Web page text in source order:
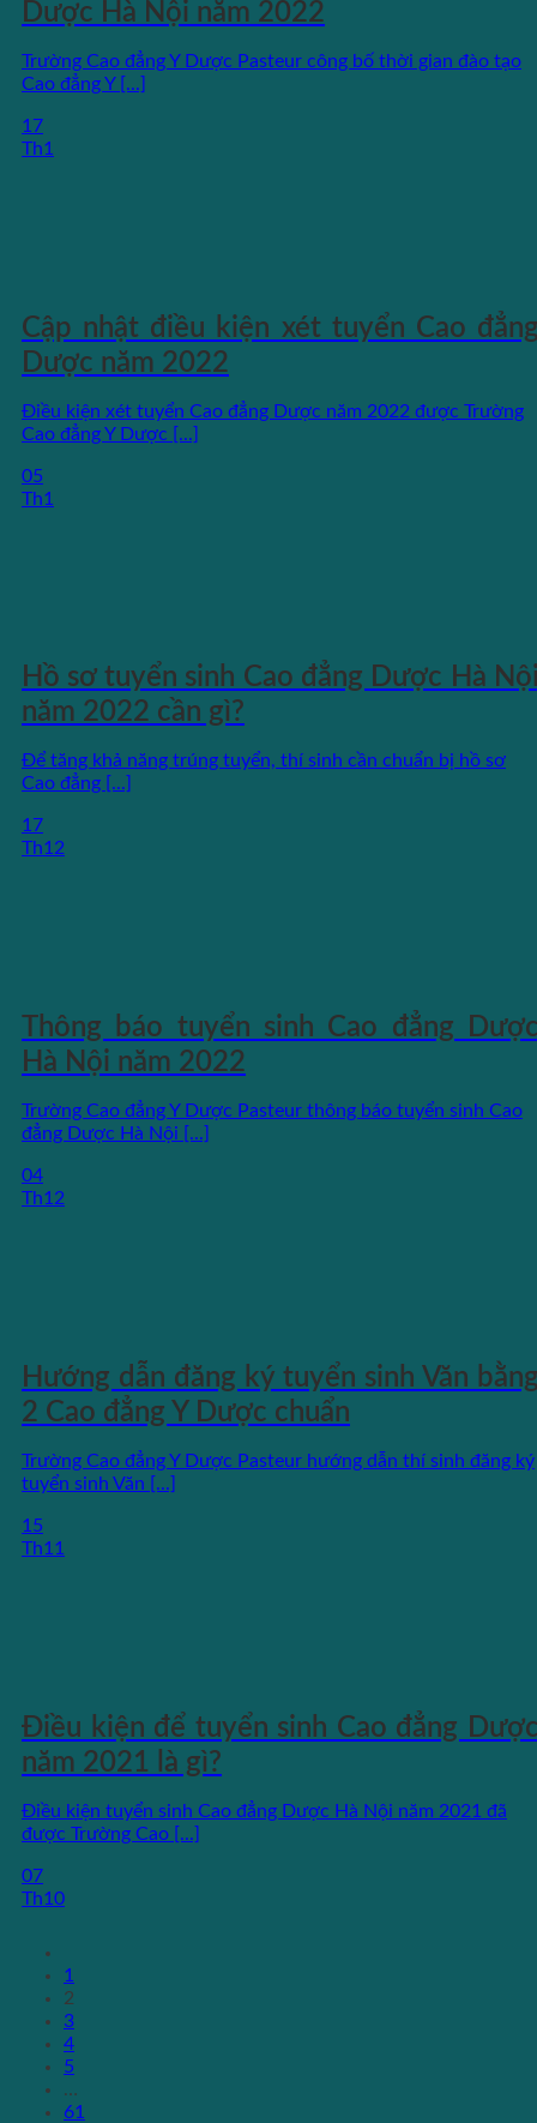
Dược Hà Nội năm 2022
Trường Cao đẳng Y Dược Pasteur công bố thời gian đào tạo
Cao đẳng Y [...]
17
Th1
Cập nhật điều kiện xét tuyển Cao
Dược năm 2022
Điều kiện xét tuyển Cao đẳng Dược năm 2022 được Trường
Cao đẳng Y Dược [...]
05
Th1
Hồ sơ tuyển sinh Cao đẳng Dược Hà
năm 2022 cần gì?
Để tăng khả năng trúng tuyển, thí sinh cần chuẩn bị hồ sơ
Cao đẳng [...]
17
Th12
Thông báo tuyển sinh Cao đẳng
Hà Nội năm 2022
Trường Cao đẳng Y Dược Pasteur thông báo tuyển sinh Cao
đẳng Dược Hà Nội [...]
04
Th12
Hướng dẫn đăng ký tuyển sinh Văn
2 Cao đẳng Y Dược chuẩn
Trường Cao đẳng Y Dược Pasteur hướng dẫn thí sinh đăng ký
tuyển sinh Văn [...]
15
Th11
Điều kiện để tuyển sinh Cao đẳng
năm 2021 là gì?
Điều kiện tuyển sinh Cao đẳng Dược Hà Nội năm 2021 đã
được Trường Cao [...]
07
Th10
1
2
3
4
5
…
61